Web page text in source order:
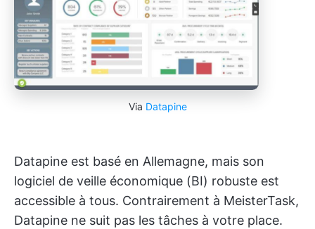
Via Datapine
Datapine est basé en Allemagne, mais son
logiciel de veille économique (BI) robuste est
accessible à tous. Contrairement à MeisterTask,
Datapine ne suit pas les tâches à votre place.